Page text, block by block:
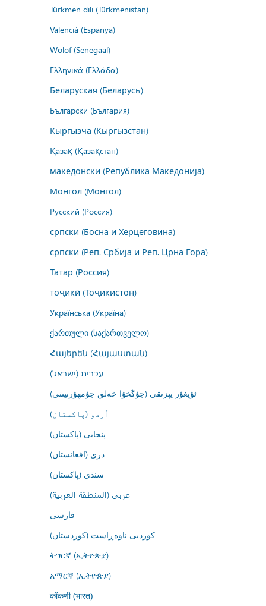
Türkmen dili (Türkmenistan)
Valencià (Espanya)
Wolof (Senegaal)
Ελληνικά (Ελλάδα)
Беларуская (Беларусь)
Български (България)
Кыргызча (Кыргызстан)
Қазақ (Қазақстан)
македонски (Република Македонија)
Монгол (Монгол)
Русский (Россия)
српски (Босна и Херцеговина)
српски (Реп. Србија и Реп. Црна Гора)
Татар (Россия)
тоҷикӣ (Тоҷикистон)
Українська (Україна)
ქართული (საქართველო)
Հայերեն (Հայաստան)
עברית (ישראל)
ئۇيغۇر يېزىقى (جۇڭخۇا خەلق جۇمھۇرىيىتى)
اُردو (پاکستان)
پنجابی (پاکستان)
درى (افغانستان)
سنڌي (پاکستان)
عربي (المنطقة العربية)
فارسى
کوردیی ناوەڕاست (کوردستان)
ትግርኛ (ኢትዮጵያ)
አማርኛ (ኢትዮጵያ)
कोंकणी (भारत)